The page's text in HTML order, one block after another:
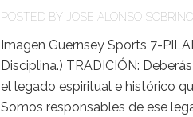
POSTED BY JOSE ALONSO SOBRINO
Imagen Guernsey Sports 7-
Disciplina.) TRADICIÓN:
el legado espiritual e histórico
Somos responsables de ese